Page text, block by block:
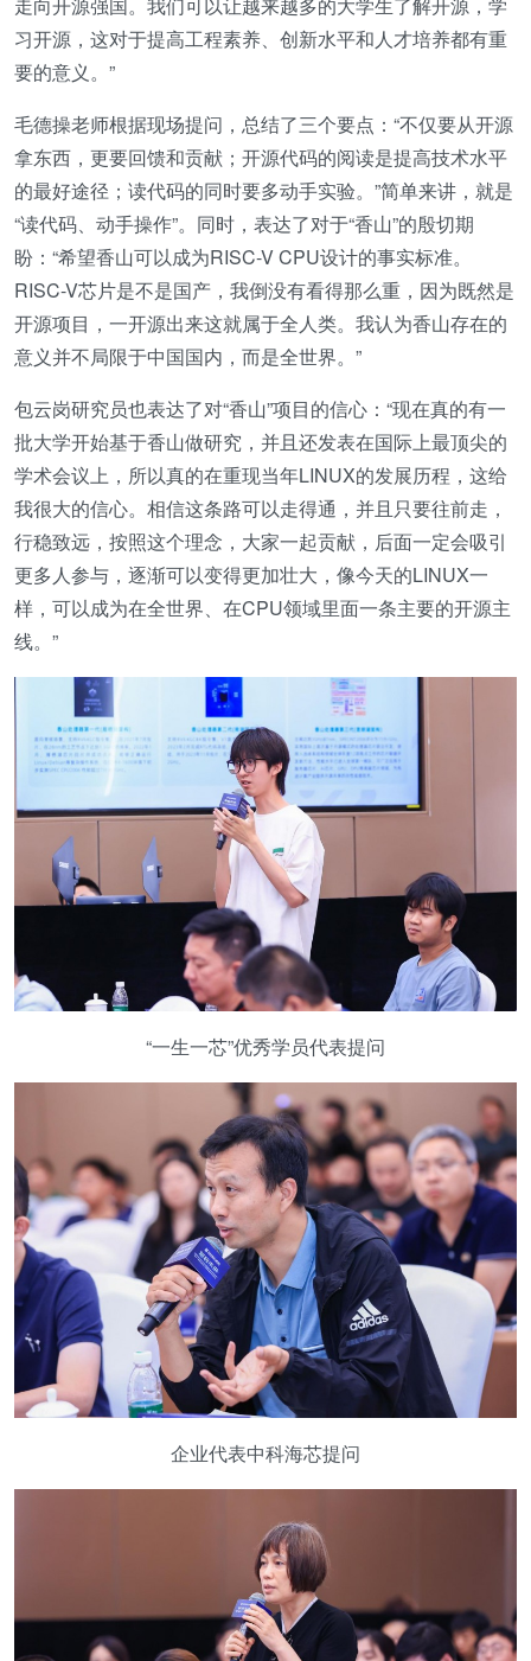
习开源，这对于提高工程素养、创新水平和人才培养都有重
要的意义。”
毛德操老师根据现场提问，总结了三个要点：“不仅要从开源
拿东西，更要回馈和贡献；开源代码的阅读是提高技术水平
的最好途径；读代码的同时要多动手实验。”简单来讲，就是
“读代码、动手操作”。同时，表达了对于“香山”的殷切期
盼：“希望香山可以成为RISC-V CPU设计的事实标准。
RISC-V芯片是不是国产，我倒没有看得那么重，因为既然是
开源项目，一开源出来这就属于全人类。我认为香山存在的
意义并不局限于中国国内，而是全世界。”
包云岗研究员也表达了对“香山”项目的信心：“现在真的有一
批大学开始基于香山做研究，并且还发表在国际上最顶尖的
学术会议上，所以真的在重现当年LINUX的发展历程，这给
我很大的信心。相信这条路可以走得通，并且只要往前走，
行稳致远，按照这个理念，大家一起贡献，后面一定会吸引
更多人参与，逐渐可以变得更加壮大，像今天的LINUX一
样，可以成为在全世界、在CPU领域里面一条主要的开源主
线。”
“一生一芯”优秀学员代表提问
企业代表中科海芯提问